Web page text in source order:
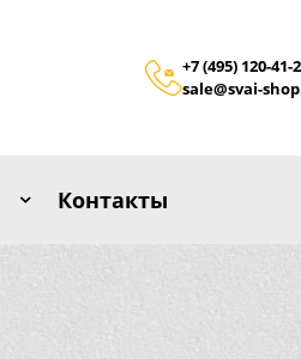
+7 (495) 120-41-
sale@svai-
Контакты